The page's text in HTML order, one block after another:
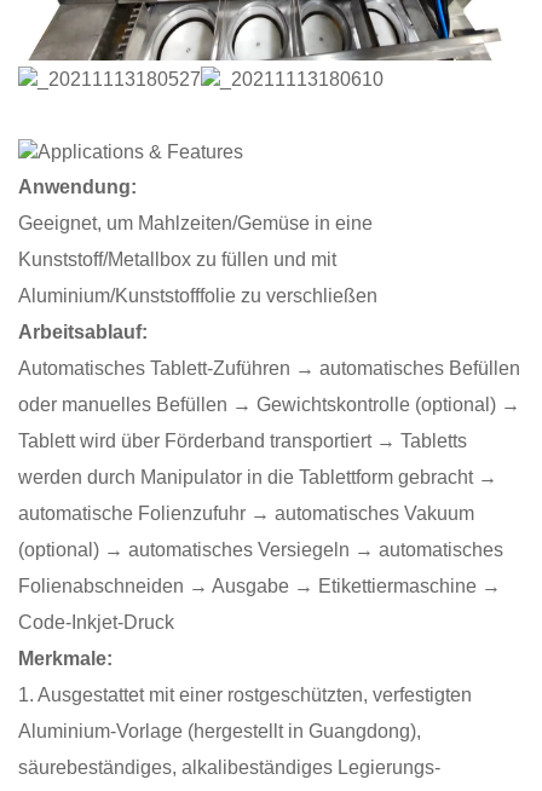
Anwendung:
Geeignet, um Mahlzeiten/Gemüse in eine
Kunststoff/Metallbox zu füllen und mit
Aluminium/Kunststofffolie zu verschließen
Arbeitsablauf:
Automatisches Tablett-Zuführen → automatisches Befüllen
oder manuelles Befüllen → Gewichtskontrolle (optional) →
Tablett wird über Förderband transportiert → Tabletts
werden durch Manipulator in die Tablettform gebracht →
automatische Folienzufuhr → automatisches Vakuum
(optional) → automatisches Versiegeln → automatisches
Folienabschneiden → Ausgabe → Etikettiermaschine →
Code-Inkjet-Druck
Merkmale:
1. Ausgestattet mit einer rostgeschützten, verfestigten
Aluminium-Vorlage (hergestellt in Guangdong),
säurebeständiges, alkalibeständiges Legierungs-